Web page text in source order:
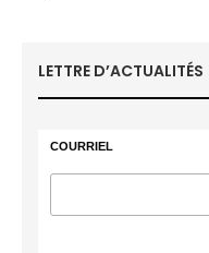
LETTRE D’ACTUALITÉS
COURRIEL